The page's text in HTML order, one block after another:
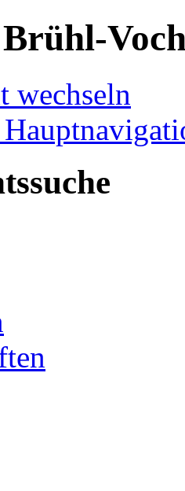
wechseln